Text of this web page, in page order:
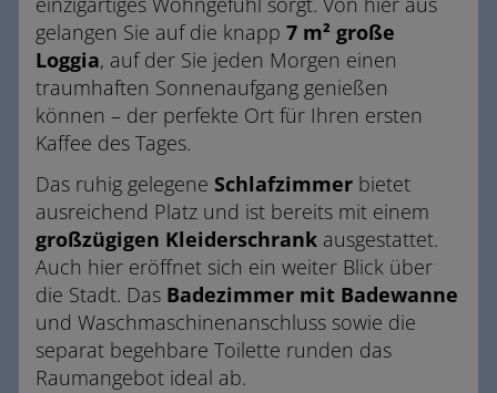
gelangen Sie auf die knapp 7 m² große
Loggia, auf der Sie jeden Morgen einen
traumhaften Sonnenaufgang genießen
können – der perfekte Ort für Ihren ersten
Kaffee des Tages.
Das ruhig gelegene Schlafzimmer bietet
ausreichend Platz und ist bereits mit einem
großzügigen Kleiderschrank ausgestattet.
Auch hier eröffnet sich ein weiter Blick über
die Stadt. Das Badezimmer mit Badewanne
und Waschmaschinenanschluss sowie die
separat begehbare Toilette runden das
Raumangebot ideal ab.